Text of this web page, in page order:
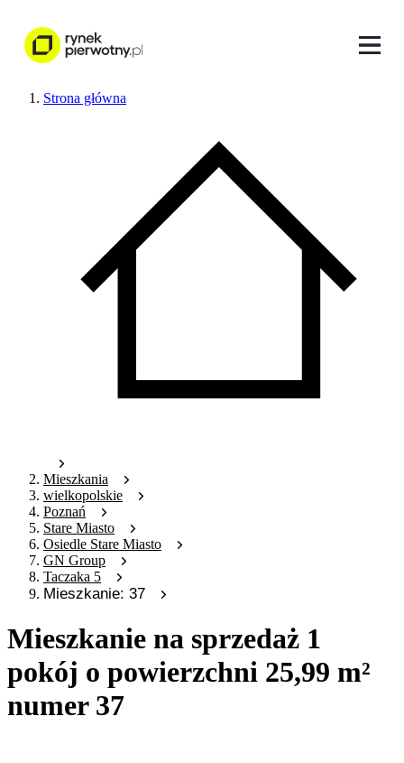
Strona główna
Mieszkania
wielkopolskie
Poznań
Stare Miasto
Osiedle Stare Miasto
GN Group
Taczaka 5
Mieszkanie: 37
Mieszkanie na sprzedaż 1
pokój o powierzchni 25,99 m²
numer 37